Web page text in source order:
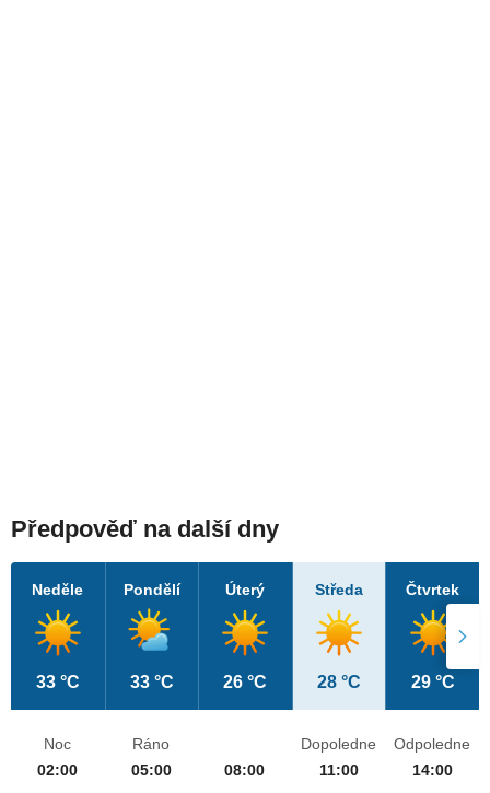
Předpověď na další dny
Neděle
33 °C
Pondělí
33 °C
Úterý
26 °C
Středa
28 °C
Čtvrtek
29 °C
Noc
02:00
Ráno
05:00
08:00
Dopoledne
11:00
Odpoledne
14:00